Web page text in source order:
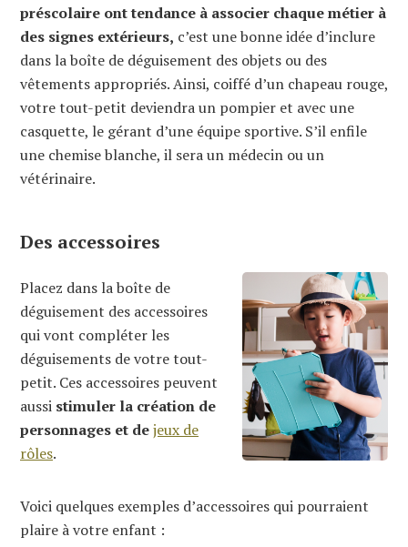
préscolaire ont tendance à associer chaque métier à
des signes extérieurs, c’est une bonne idée d’inclure
dans la boîte de déguisement des objets ou des
vêtements appropriés. Ainsi, coiffé d’un chapeau rouge,
votre tout-petit deviendra un pompier et avec une
casquette, le gérant d’une équipe sportive. S’il enfile
une chemise blanche, il sera un médecin ou un
vétérinaire.
Des accessoires
Placez dans la boîte de
déguisement des accessoires
qui vont compléter les
déguisements de votre tout-
petit. Ces accessoires peuvent
aussi stimuler la création de
personnages et dejeux de
rôles.
Voici quelques exemples d’accessoires qui pourraient
plaire à votre enfant :